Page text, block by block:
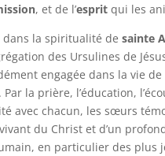
, et de l’espritqui les
dans la spiritualité de sainte
des Ursulines de
engagée dans la vie de
Par la prière, l’éducation,
avec chacun, les sœurs
du Christ et d’un
en particulier des plus